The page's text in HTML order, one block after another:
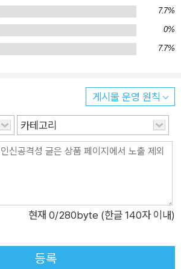
만나고 있었던가” “왜 ‘진짜 정당’이 있어
’만이 있었는가”라는 뼈아픈 질문을 던진
당의 ‘벼랑 끝 정치’에도 날 선 비판을 늘어
벼랑 끝에 내몰려 한 걸음만 물러나면 떨어
”으로 정치에 임하고 있고, 조직 보위만을
남불’을 외치면서 사회적 약자를 외면하고
이런 행태에 대해 “여성가족부 장관으로
” 운운하는 말을 들어야 하는 미투 고발자
과 달리 정당과 정치인, 그리고 시민이 나
기한다. 이 책은 강력한 의석 할당제 실시
회의원 비율을 자랑하는 르완다의 사례를
7.7%
0%
7.7%
게시물 운영 원칙
카테고리
현재 0/280byte (한글 140자 이내)
등록